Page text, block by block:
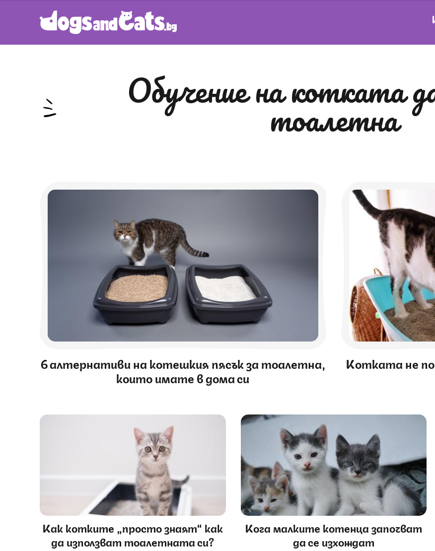
обучение на котката да ходи до
тоалетна
6 алтернативи на котешкия пясък за тоалетна,
които имате в дома си
Котката не
Как котките „просто знаят“ как
да използват тоалетната си?
Кога малките котенца започват
да се изхождат